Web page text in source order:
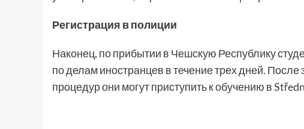
Регистрация в полиции
Наконец, по прибытии в Чешскую Республику
по делам иностранцев в течение трех дней.
процедур они могут приступить к обучению в